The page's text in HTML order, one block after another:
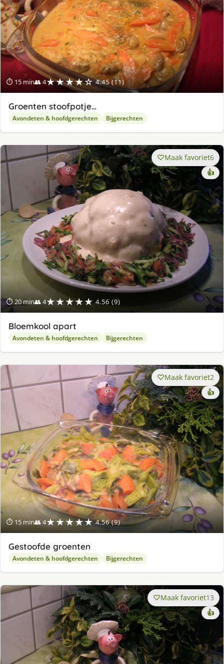
⏱ 15 min👥 4★★★★☆ 4.45 (11)
Groenten stoofpotje…
Avondeten & hoofdgerechten Bijgerechten
⏱ 20 min👥 4★★★★★ 4.56 (9)
Maak favoriet6
👍
Bloemkool apart
Avondeten & hoofdgerechten Bijgerechten
⏱ 15 min👥 4★★★★★ 4.56 (9)
Maak favoriet2
👍
Gestoofde groenten
Avondeten & hoofdgerechten Bijgerechten
Maak favoriet13
👍